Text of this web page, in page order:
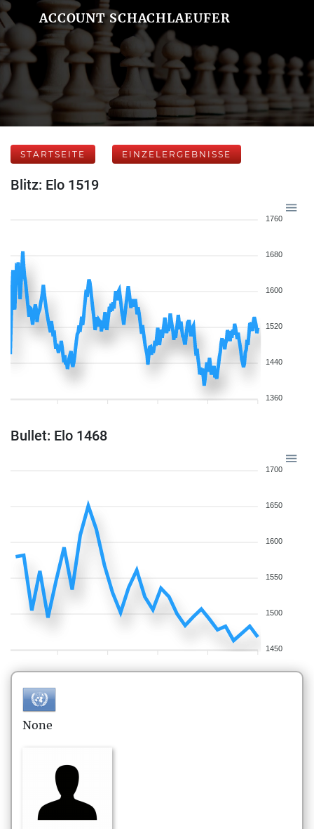
ACCOUNT SCHACHLAEUFER
STARTSEITE EINZELERGEBNISSE
Blitz: Elo 1519
1760
1680
1600
1520
1440
1360
Bullet: Elo 1468
1700
1650
1600
1550
1500
1450
None